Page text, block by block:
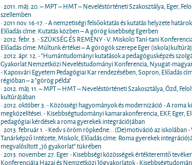
• 2011. máj. 20. – MPT – HMT – Neveléstörténeti Szakosztálya, Eger,
szellemben
• 2011 nov. 16-17. - A nemzetiségi felsőoktatás és kutatás helyzete
Előadás címe: Kutatás közben – A görög kisebbség Egerben
• 2012. febr. 3. - SZÜKSÉG ÉS REMÉNY - V. Miskolci Taní-tani
Előadás címe: Múltunk értékei – A görögök szerepe Eger
• 2012. ápr. 12. - "Humántudományi kutatások a pedagógusképzés
Gyakorlat Nemzetközi Neveléstudományi Konferencia, Nyugat-
- Kaposvári Egyetem Pedagógiai Kar rendezésében, Sopron, Előadás
régióban – a "görög példa"
• 2012. máj. 11. – MPT – HMT – Neveléstörténeti Szakosztálya, Ózd,
kultúrájában
• 2012. október 3. - Közösségi hagyományok és modernizáció - A
megközelítései. - Kisebbségtudományi kamarakonferencia, EKF, Eger,
pedagógiai kérdések a roma gyerekek integrációjában
• 2013. február 1. - Kedv s öröm röpkedne... (De)motiváció az
Tanárképző Intézete, Miskolc, Előadás címe: Roma gyerekek
megvalósított „jó gyakorlat" tükrében
• 2013. november 27. Eger - Kisebbségi közösségek értékteremtő
Konferenciája Hazai és Nemzetközi Jógyakorlatok -